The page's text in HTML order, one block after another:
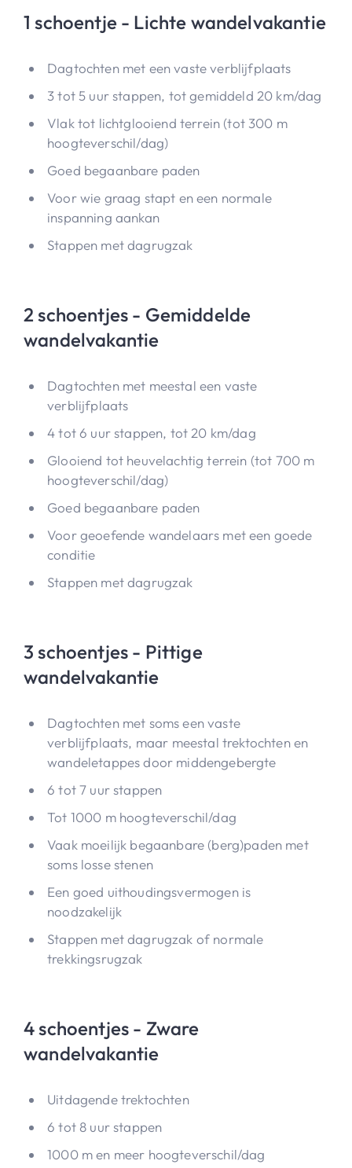
1 schoentje - Lichte wandelvakantie
Dagtochten met een vaste verblijfplaats
3 tot 5 uur stappen, tot gemiddeld 20 km/dag
Vlak tot lichtglooiend terrein (tot 300 m
hoogteverschil/dag)
Goed begaanbare paden
Voor wie graag stapt en een normale
inspanning aankan
Stappen met dagrugzak
2 schoentjes - Gemiddelde
wandelvakantie
Dagtochten met meestal een vaste
verblijfplaats
4 tot 6 uur stappen, tot 20 km/dag
Glooiend tot heuvelachtig terrein (tot 700 m
hoogteverschil/dag)
Goed begaanbare paden
Voor geoefende wandelaars met een goede
conditie
Stappen met dagrugzak
3 schoentjes - Pittige
wandelvakantie
Dagtochten met soms een vaste
verblijfplaats, maar meestal trektochten en
wandeletappes door middengebergte
6 tot 7 uur stappen
Tot 1000 m hoogteverschil/dag
Vaak moeilijk begaanbare (berg)paden met
soms losse stenen
Een goed uithoudingsvermogen is
noodzakelijk
Stappen met dagrugzak of normale
trekkingsrugzak
4 schoentjes - Zware
wandelvakantie
Uitdagende trektochten
6 tot 8 uur stappen
1000 m en meer hoogteverschil/dag